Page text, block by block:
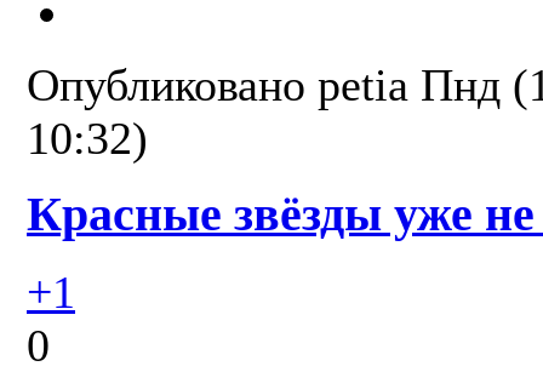
Опубликовано petia Пнд
10:32)
Красные звёзды уже не
+1
0